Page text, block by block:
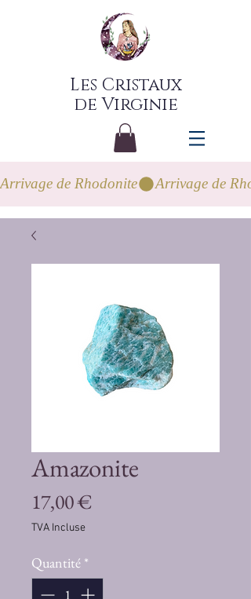
Les Cristaux
de Virginie
Arrivage de Rhodonite
Amazonite
17,00 €Prix
TVA Incluse
Quantité *